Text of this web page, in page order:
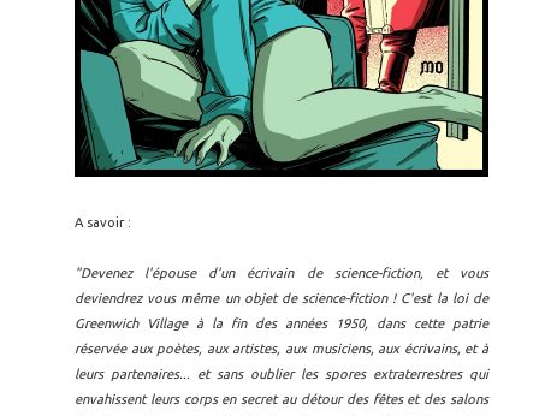
A savoir :
"Devenez l'épouse d'un écrivain de science-fiction, et vous
deviendrez vous même un objet de science-fiction ! C'est la loi de
Greenwich Village à la fin des années 1950, dans cette patrie
réservée aux poètes, aux artistes, aux musiciens, aux écrivains, et à
leurs partenaires... et sans oublier les spores extraterrestres qui
envahissent leurs corps en secret au détour des fêtes et des salons